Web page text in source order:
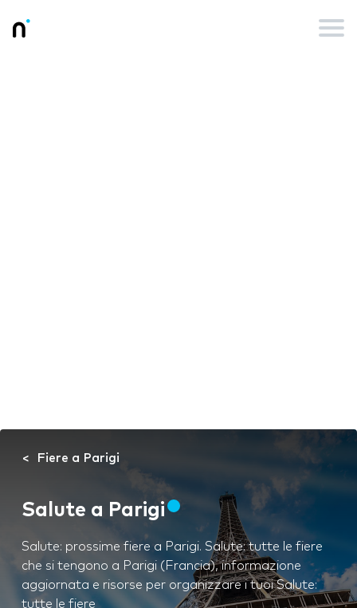
Fiere a Parigi
Salute a Parigi
Salute: prossime fiere a Parigi. Salute: tutte le fiere
che si tengono a Parigi (Francia), informazione
aggiornata e risorse per organizzare i tuoi Salute:
tutte le fiere